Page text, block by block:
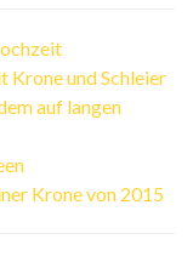
und Schleier
auf langen
Krone von 2015